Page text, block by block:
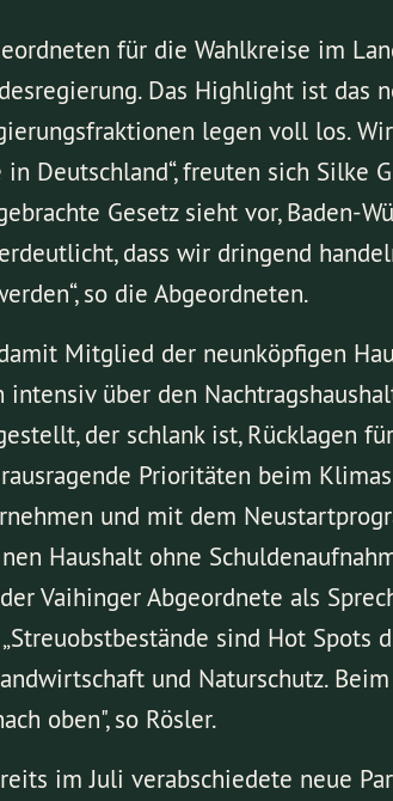
für die Wahlkreise im
Das Highlight ist das
legen voll los.
Deutschland“, freuten sich Silke
Gesetz sieht vor, Baden-
dass wir dringend
so die Abgeordneten.
Mitglied der neunköpfigen
über den
der schlank ist, Rücklagen
Prioritäten beim
und mit dem
Haushalt ohne
Vaihinger Abgeordnete als
sind Hot
und Naturschutz.
oben", so Rösler.
im Juli verabschiedete neue